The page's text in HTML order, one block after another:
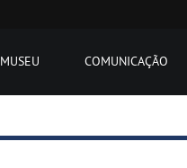
MUSEU COMUNICAÇÃO